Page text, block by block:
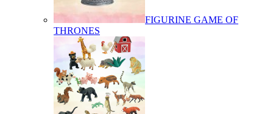
FIGURINE GAME OF
THRONES